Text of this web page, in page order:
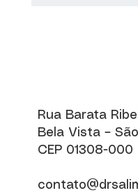
Rua Barata
Bela Vista –
CEP 01308-000